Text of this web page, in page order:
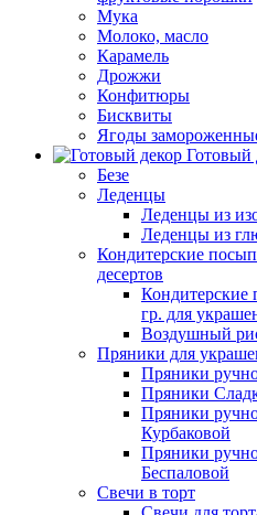
Мука
Молоко, масло
Карамель
Дрожжи
Конфитюры
Бисквиты
Ягоды
Готовый
Безе
Леденцы
Леденцы из
Леденцы из
Кондитерские
десертов
Кондитерские
гр. для
Воздушный
Пряники для
Пряники
Пряники
Пряники
Курбаковой
Пряники
Беспаловой
Свечи в торт